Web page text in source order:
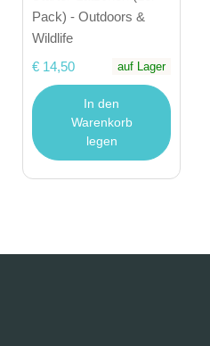
Pack) - Outdoors &
Wildlife
€ 14,50
auf Lager
In den
Warenkorb
legen